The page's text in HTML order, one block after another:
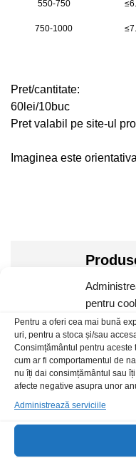
pentru
Pentru a oferi cea mai bună
uri, pentru a stoca și/sau
Consimțământul pentru aceste
cum ar fi comportamentul de
nu îți dai consimțământul sau
afecte negative asupra unor
Administrează serviciile
550-750
750-1000
Pret/cantitate:
60lei/10buc
Pret valabil pe site-ul
Imaginea este orientativa
Stoc